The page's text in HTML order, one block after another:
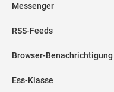
Messenger
RSS-Feeds
Browser-Benachrichtigung
Ess-Klasse